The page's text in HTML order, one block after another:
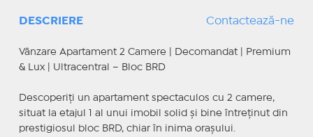
DESCRIERE Contactează-ne
Vânzare Apartament 2 Camere | Decomandat | Premium
& Lux | Ultracentral – Bloc BRD
Descoperiți un apartament spectaculos cu 2 camere,
situat la etajul 1 al unui imobil solid și bine întreținut din
prestigiosul bloc BRD, chiar în inima orașului.